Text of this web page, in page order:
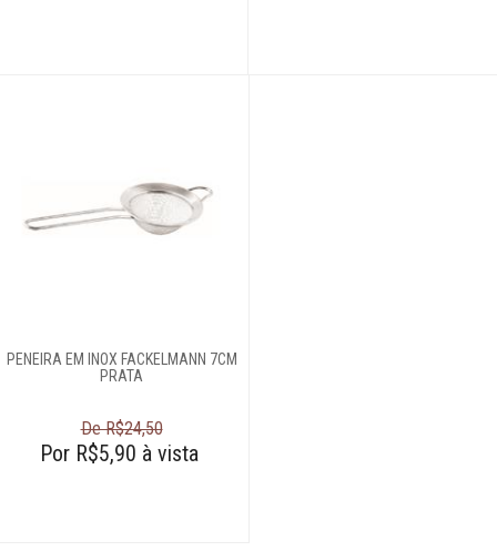
Conchas
Cortadores
Espátulas e
Espremedores de
alho
PENEIRA EM INOX FACKELMANN 7CM
PRATA
De R$24,50
Por R$5,90 à vista